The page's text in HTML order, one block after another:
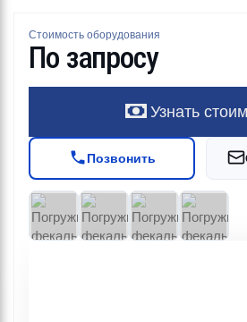
Стоимость оборудования
По запросу
Узнать
Позвонить